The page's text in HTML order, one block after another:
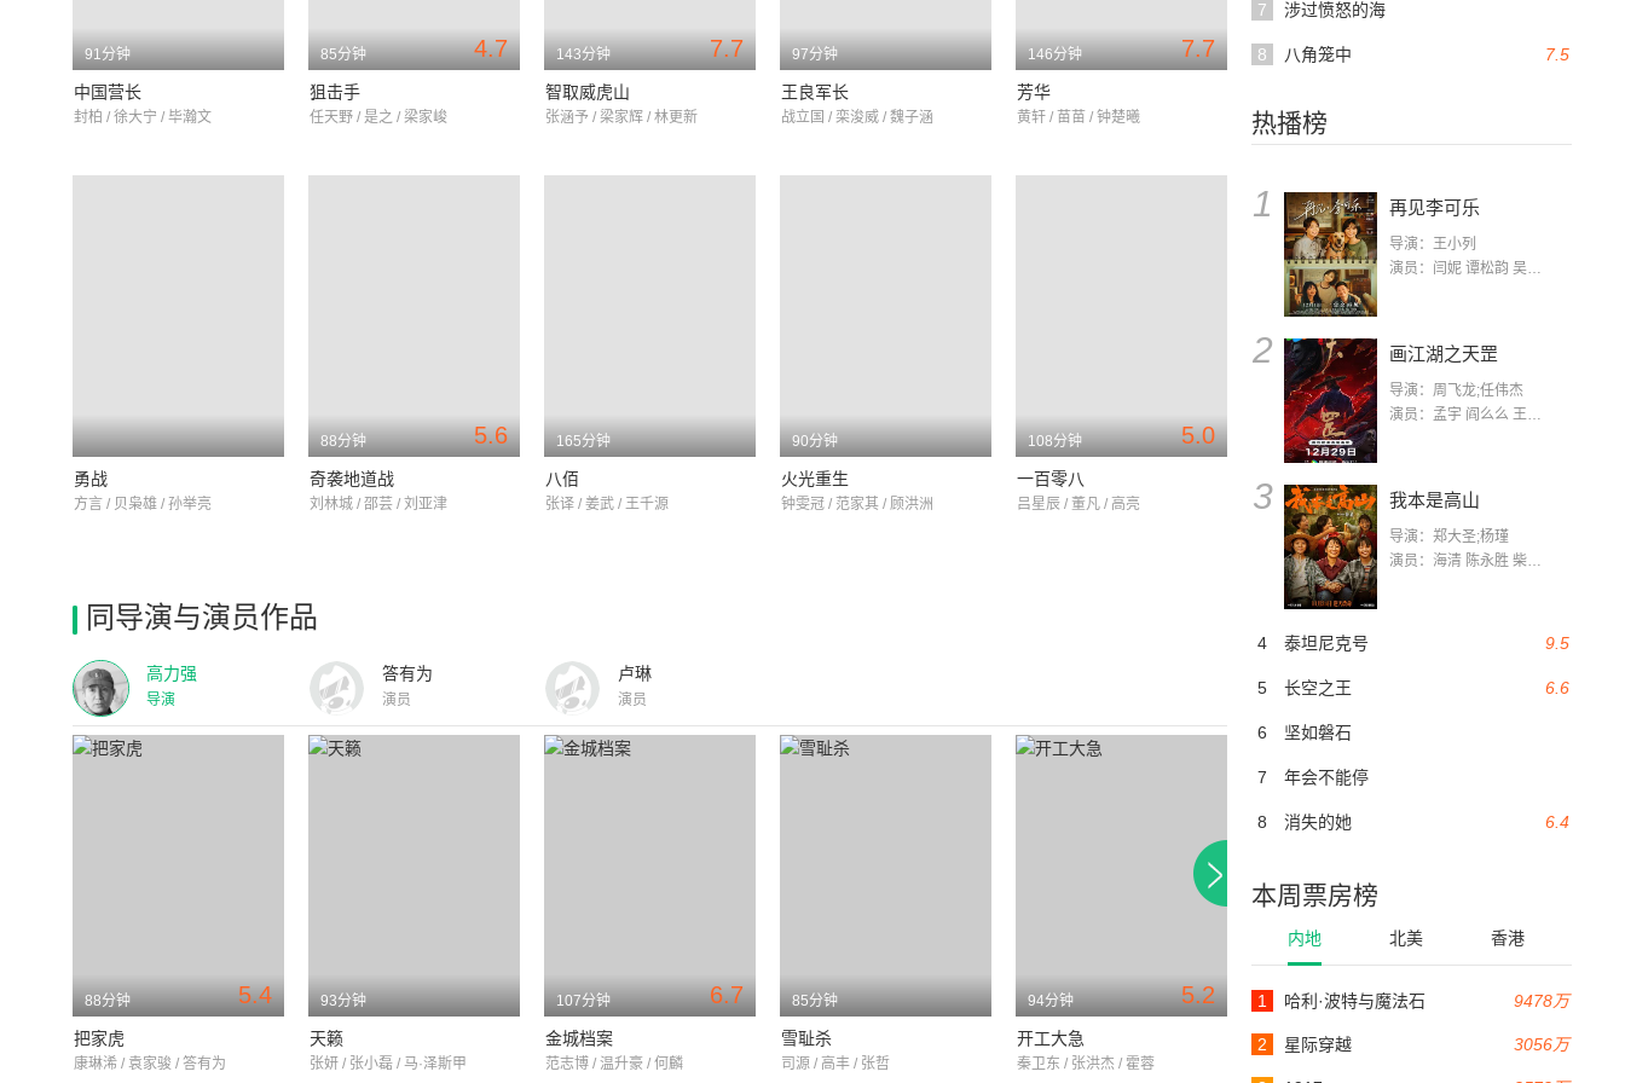
7 涉过愤怒的海
7.5
8 八角笼中
热播榜
1 再见李可乐
导演：王小列
演员：闫妮 谭松韵 吴京 蒋龙 赵小棠 冯雷 李虎城 平安 小七 小可乐
2 画江湖之天罡
导演：周飞龙;任伟杰
演员：孟宇 阎么么 王凯 郭政建 阎萌萌 杨默 高枫 齐斯伽 刘芊含 马程
3 我本是高山
导演：郑大圣;杨瑾
演员：海清 陈永胜 柴烨 王玥婷 万国鹏 美朵达瓦 赵瑞婷 罗解艳 郭莉娜 潘家艳
9.5
4 泰坦尼克号
6.6
5 长空之王
6 坚如磐石
7 年会不能停
6.4
8 消失的她
本周票房榜
内地 北美 香港
9478万
1 哈利·波特与魔法石
3056万
2 星际穿越
91分钟
中国营长
封柏 / 徐大宁 / 毕瀚文
4.7
85分钟
狙击手
任天野 / 是之 / 梁家峻
7.7
143分钟
智取威虎山
张涵予 / 梁家辉 / 林更新
97分钟
王良军长
战立国 / 栾浚威 / 魏子涵
7.7
146分钟
芳华
黄轩 / 苗苗 / 钟楚曦
勇战
方言 / 贝枭雄 / 孙举亮
5.6
88分钟
奇袭地道战
刘林城 / 邵芸 / 刘亚津
165分钟
八佰
张译 / 姜武 / 王千源
90分钟
火光重生
钟雯冠 / 范家其 / 顾洪洲
5.0
108分钟
一百零八
吕星辰 / 董凡 / 高亮
同导演与演员作品
高力强
导演
答有为
演员
卢琳
演员
5.4
88分钟
把家虎
康琳浠 / 袁家骏 / 答有为
93分钟
天籁
张妍 / 张小磊 / 马·泽斯甲
6.7
107分钟
金城档案
范志博 / 温升豪 / 何麟
85分钟
雪耻杀
司源 / 高丰 / 张哲
5.2
94分钟
开工大急
秦卫东 / 张洪杰 / 霍蓉
89分钟
雪狼花
94分钟
神勇投弹手